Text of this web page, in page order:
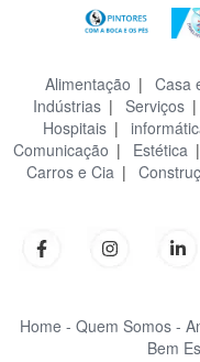
Alimentação | Casa
Indústrias| Serviços|
Hospitais |
Comunicação | Estética |
Carros e Cia |
Home - Quem Somos -
Bem